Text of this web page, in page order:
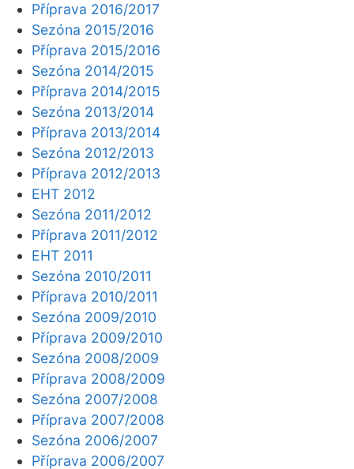
Příprava 2016/2017
Sezóna 2015/2016
Příprava 2015/2016
Sezóna 2014/2015
Příprava 2014/2015
Sezóna 2013/2014
Příprava 2013/2014
Sezóna 2012/2013
Příprava 2012/2013
EHT 2012
Sezóna 2011/2012
Příprava 2011/2012
EHT 2011
Sezóna 2010/2011
Příprava 2010/2011
Sezóna 2009/2010
Příprava 2009/2010
Sezóna 2008/2009
Příprava 2008/2009
Sezóna 2007/2008
Příprava 2007/2008
Sezóna 2006/2007
Příprava 2006/2007